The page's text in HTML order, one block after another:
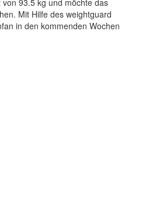
93.5 kg und möchte das
Mit Hilfe des weightguard
in den kommenden Wochen